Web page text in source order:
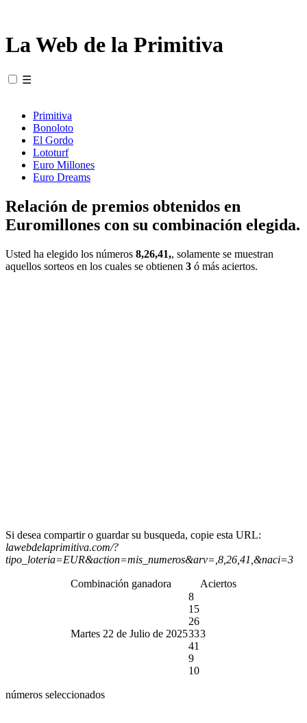
La Web de la Primitiva
☰
Primitiva
Bonoloto
El Gordo
Lototurf
Euro Millones
Euro Dreams
Relación de premios obtenidos en
Euromillones con su combinación elegida.
Usted ha elegido los números 8,26,41,, solamente se muestran
aquellos sorteos en los cuales se obtienen 3 ó más aciertos.
Si desea compartir o guardar su busqueda, copie esta URL:
lawebdelaprimitiva.com/?
tipo_loteria=EUR&action=mis_numeros&arv=,8,26,41,&naci=3
Combinación ganadora Aciertos
Martes 22 de Julio de 2025
8
15
26
33
41
9
10
3
números seleccionados